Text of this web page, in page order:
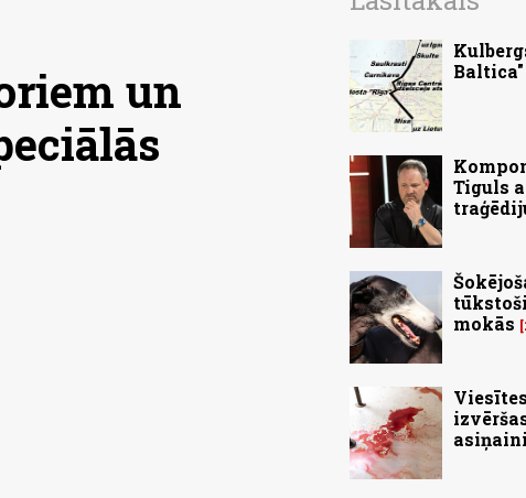
un
Baltica"
Tiguls
mokās
asiņaini